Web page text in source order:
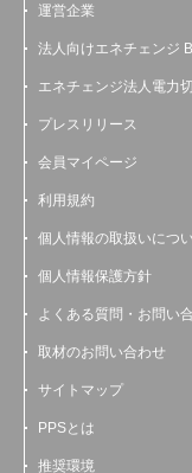
運営企業
法人向けエネチェンジ
エネチェンジ法人電力
プレスリリース
会員マイページ
利用規約
個人情報の取扱いにつ
個人情報保護方針
よくある質問・お問い
取材のお問い合わせ
サイトマップ
PPSとは
推奨環境